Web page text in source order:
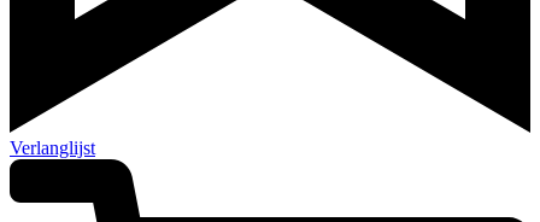
Verlanglijst